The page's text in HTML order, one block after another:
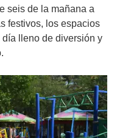
seis de la mañana a
festivos, los espacios
lleno de diversión y